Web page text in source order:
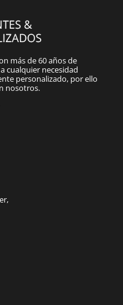
más de 60 años de
cualquier necesidad
personalizado, por ello
nosotros.